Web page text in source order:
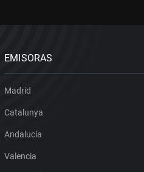
EMISORAS
Madrid
Catalunya
Andalucía
Valencia